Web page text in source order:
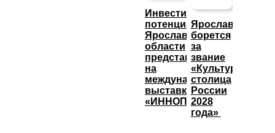
Инвестиционный
потенциал
Ярославской
области
представят
на
международной
выставке
«ИННОПРОМ»
Ярославль
борется
за
звание
«Культурная
столица
России
2028
года»